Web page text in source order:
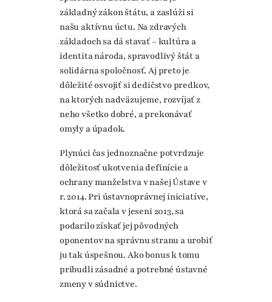
základný zákon štátu, a zaslúži si
našu aktívnu úctu. Na zdravých
základoch sa dá stavať – kultúra a
identita národa, spravodlivý štát a
solidárna spoločnosť. Aj preto je
dôležité osvojiť si dedičstvo predkov,
na ktorých nadväzujeme, rozvíjať z
neho všetko dobré, a prekonávať
omyly a úpadok.
Plynúci čas jednoznačne potvrdzuje
dôležitosť ukotvenia definície a
ochrany manželstva v našej Ústave v
r. 2014. Pri ústavnoprávnej iniciatíve,
ktorá sa začala v jeseni 2013, sa
podarilo získať jej pôvodných
oponentov na správnu stranu a urobiť
ju tak úspešnou. Ako bonus k tomu
pribudli zásadné a potrebné ústavné
zmeny v súdnictve.